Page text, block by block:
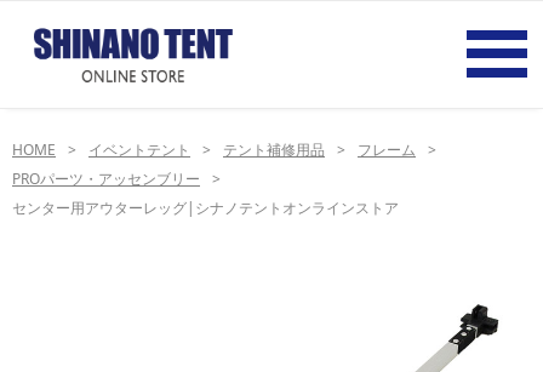
HOME イベントテント テント補修用品
フレーム
PROパーツ・アッセンブリー
センター用アウターレッグ|シナノテントオンラインストア